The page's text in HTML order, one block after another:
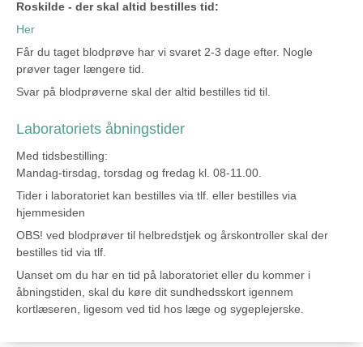
Roskilde - der skal altid bestilles tid:
Her
Får du taget blodprøve har vi svaret 2-3 dage efter. Nogle
prøver tager længere tid.
Svar på blodprøverne skal der altid bestilles tid til.
Laboratoriets åbningstider
Med tidsbestilling:
Mandag-tirsdag, torsdag og fredag kl. 08-11.00.
Tider i laboratoriet kan bestilles via tlf. eller bestilles via
hjemmesiden
OBS! ved blodprøver til helbredstjek og årskontroller skal der
bestilles tid via tlf.
Uanset om du har en tid på laboratoriet eller du kommer i
åbningstiden, skal du køre dit sundhedsskort igennem
kortlæseren, ligesom ved tid hos læge og sygeplejerske.